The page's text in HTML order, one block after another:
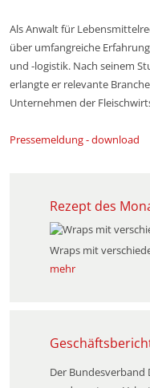
Als Anwalt für
über umfangreiche
und -logistik. Nach seinem
erlangte er relevante
Unternehmen der
Pressemeldung - download
Rezept des
Wraps mit
mehr
Der